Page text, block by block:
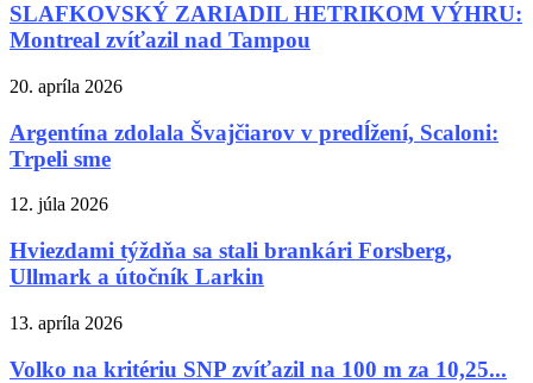
SLAFKOVSKÝ ZARIADIL HETRIKOM VÝHRU:
Montreal zvíťazil nad Tampou
20. apríla 2026
Argentína zdolala Švajčiarov v predĺžení, Scaloni:
Trpeli sme
12. júla 2026
Hviezdami týždňa sa stali brankári Forsberg,
Ullmark a útočník Larkin
13. apríla 2026
Volko na kritériu SNP zvíťazil na 100 m za 10,25...